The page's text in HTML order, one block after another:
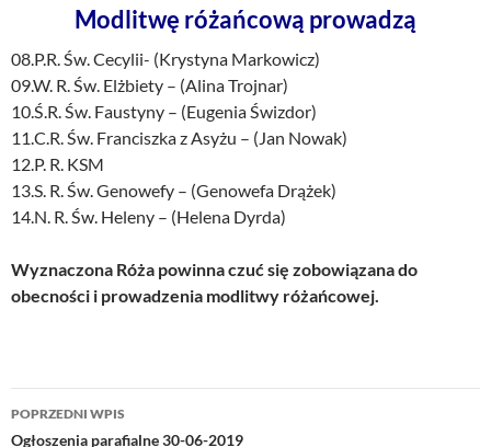
Modlitwę różańcową prowadzą
08.P.R. Św. Cecylii- (Krystyna Markowicz)
09.W. R. Św. Elżbiety – (Alina Trojnar)
10.Ś.R. Św. Faustyny – (Eugenia Świzdor)
11.C.R. Św. Franciszka z Asyżu – (Jan Nowak)
12.P. R. KSM
13.S. R. Św. Genowefy – (Genowefa Drążek)
14.N. R. Św. Heleny – (Helena Dyrda)
Wyznaczona Róża powinna czuć się zobowiązana do
obecności i prowadzenia modlitwy różańcowej.
Nawigacja
POPRZEDNI WPIS
Ogłoszenia parafialne 30-06-2019